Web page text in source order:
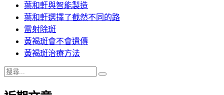
葉和軒與智能製造
葉和軒選擇了截然不同的路
雷射除斑
黃褐斑會不會遺傳
黃褐斑治療方法
搜